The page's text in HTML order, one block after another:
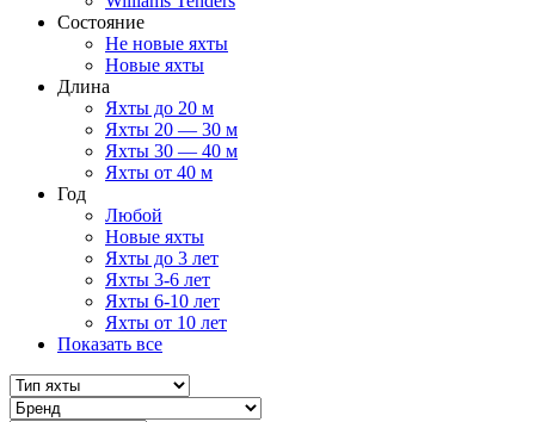
Состояние
Не новые яхты
Новые яхты
Длина
Яхты до 20 м
Яхты 20 — 30 м
Яхты 30 — 40 м
Яхты от 40 м
Год
Любой
Новые яхты
Яхты до 3 лет
Яхты 3-6 лет
Яхты 6-10 лет
Яхты от 10 лет
Показать все